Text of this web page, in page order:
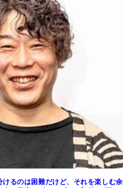
るのは困難だけど、それを楽しむ余